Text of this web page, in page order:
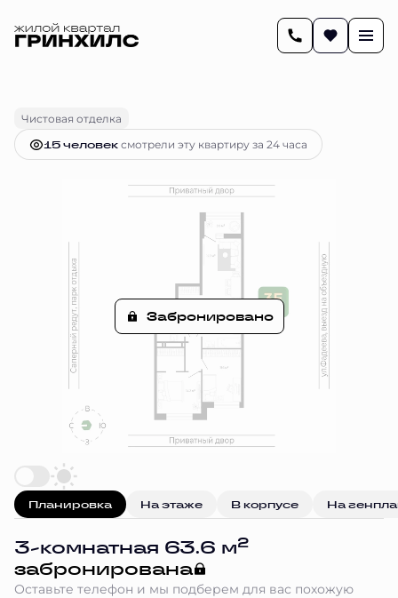
Чистовая отделка
15 человексмотрели эту квартиру за 24 часа
Забронировано
Планировка На этаже В корпусе На
3-комнатная 63.6 м2
забронирована
Оставьте телефон и мы подберем для вас похожую